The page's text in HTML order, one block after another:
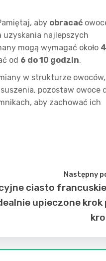
aby obracać
uzyskania najlepszych
mogą wymagać około
od 6 do 10 godzin.
w strukturze owoców,
pozostaw owoce
aby zachować ich
Następny
ciasto
upieczone krok